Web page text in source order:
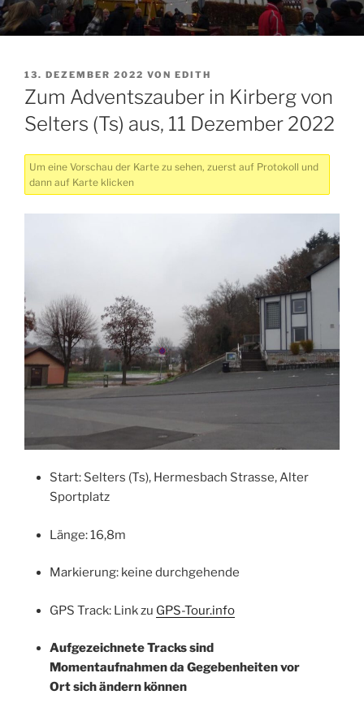
VERÖFFENTLICHT
AM
13. DEZEMBER 2022 VON EDITH
Zum Adventszauber in Kirberg von
Selters (Ts) aus, 11 Dezember 2022
Um eine Vorschau der Karte zu sehen, zuerst auf Protokoll und
dann auf Karte klicken
Start: Selters (Ts), Hermesbach Strasse, Alter
Sportplatz
Länge: 16,8m
Markierung: keine durchgehende
GPS Track: Link zu GPS-Tour.info
Aufgezeichnete Tracks sind
Momentaufnahmen da Gegebenheiten vor
Ort sich ändern können